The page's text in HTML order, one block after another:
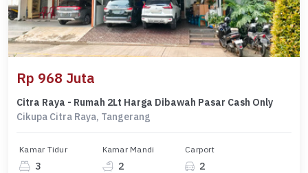
Rp 968 Juta
Citra Raya - Rumah 2Lt Harga Dibawah Pasar Cash Only
Cikupa Citra Raya, Tangerang
Kamar Tidur
3
Kamar Mandi
2
Carport
2